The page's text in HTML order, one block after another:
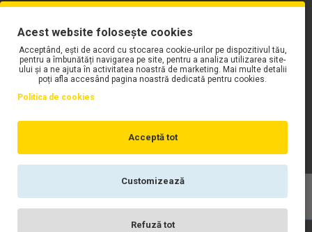
Copyright © WORK Motors
Acest website folosește cookies
Acceptând, ești de acord cu stocarea cookie-urilor pe dispozitivul tău,
pentru a îmbunătăți navigarea pe site, pentru a analiza utilizarea site-
ului și a ne ajuta în activitatea noastră de marketing. Mai multe detalii
poți afla accesând pagina noastră dedicată pentru cookies.
Politica de cookies
Acceptă tot
Customizează
Refuză tot